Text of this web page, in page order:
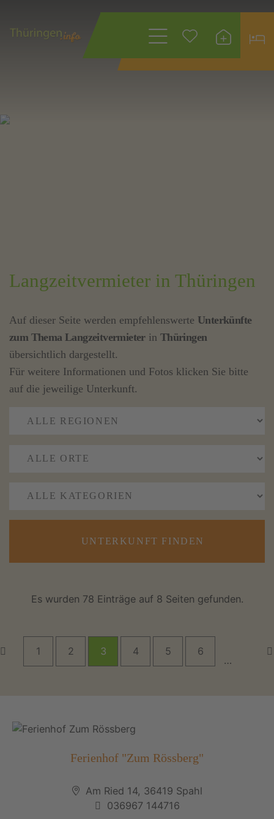
Wonach suchen
Langzeitvermieter in Thüringen
Auf dieser Seite werden empfehlenswerte Unterkünfte
zum Thema Langzeitvermieterin Thüringen
übersichtlich dargestellt.
Für weitere Informationen und Fotos klicken Sie bitte
auf die jeweilige Unterkunft.
UNTERKUNFT FINDEN
Es wurden 78 Einträge auf 8 Seiten gefunden.
1 2 3 4 5 6
…
Ferienhof "Zum Rössberg"
Am Ried 14, 36419 Spahl
036967 144716